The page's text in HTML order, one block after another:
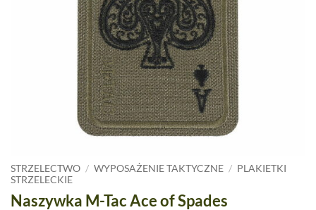
STRZELECTWO / WYPOSAŻENIE TAKTYCZNE / PLAKIETKI
STRZELECKIE
Naszywka M-Tac Ace of Spades